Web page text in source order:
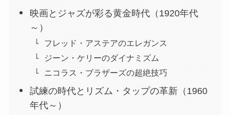
映画とジャズが彩る黄金時代（1920年代
～）
フレッド・アステアのエレガンス
ジーン・ケリーのダイナミズム
ニコラス・ブラザーズの超絶技巧
試練の時代とリズム・タップの革新（1960
年代～）